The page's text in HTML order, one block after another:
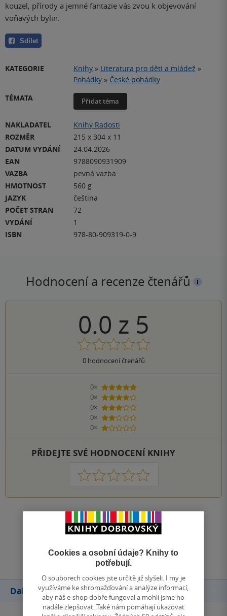
kouzel, přírody a jemné fantazie vás zvou k objevování
voňavých bylin.
Sdílet
KATEGORIE Knihy » Literatura pro děti a mládež »
Pohádky » České pohádky
TÉMATA
Přidat téma
NAKLADATEL
Knihy Radosti
ROZMĚR
215 x 304 x 11
DATUM VYDÁNÍ
24.04.2026
EAN
9788090931909
VAZBA
pevná vazba
HMOTNOST
560 g
JAZYK
čeština
POČET STRAN
72
VYDÁNÍ
1
ISBN
978-80-909319-0-9
Hodnocení a recenze čtenářů
0.0 z 5
0hodnocení čtenářů
0×
5 hvězdiček
0×
4 hvězdičky
0×
3 hvězdičky
0×
2 hvězdičky
0×
1 hvezdička
PŘIDEJTE SVÉ HODNOCENÍ KNIHY
1 2 3 4 5
Přidat hodnocení
Další knihy autora
Cookies a osobní údaje? Knihy to
potřebují.
O souborech cookies jste určitě již slyšeli. I my je
využíváme ke shromažďování a analýze informací,
aby náš e-shop dobře fungoval a mohli jsme ho
nadále zlepšovat. Také nám pomáhají ukazovat